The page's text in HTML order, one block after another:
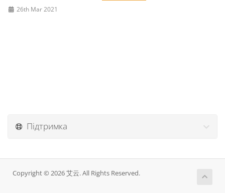
26th Mar 2021
Підтримка
Copyright © 2026 艾云. All Rights Reserved.